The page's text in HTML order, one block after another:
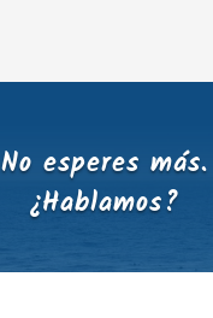
No esperes más.
¿Hablamos?